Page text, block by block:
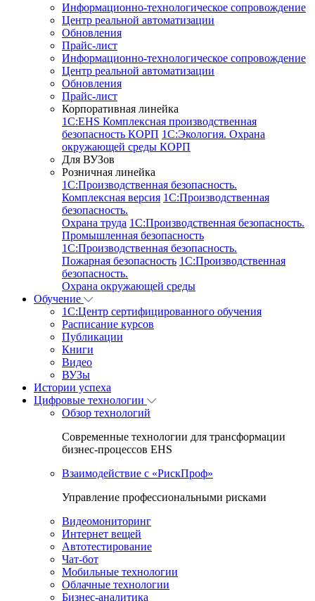
Информационно-технологическое сопровождение
Центр реальной автоматизации
Обновления
Прайс-лист
Информационно-технологическое сопровождение
Центр реальной автоматизации
Обновления
Прайс-лист
Корпоративная линейка
1С:EHS Комплексная производственная
безопасность КОРП 1С:Экология. Охрана
окружающей среды КОРП
Для ВУЗов
Розничная линейка
1C:Производственная безопасность.
Комплексная версия 1C:Производственная
безопасность.
Охрана труда 1C:Производственная безопасность.
Промышленная безопасность
1C:Производственная безопасность.
Пожарная безопасность 1C:Производственная
безопасность.
Охрана окружающей среды
Обучение
1C:Центр сертифицированного обучения
Расписание курсов
Публикации
Книги
Видео
ВУЗы
Истории успеха
Цифровые технологии
Обзор технологий
Современные технологии для трансформации
бизнес-процессов EHS
Взаимодействие с «РискПроф»
Управление профессиональными рисками
Видеомониторинг
Интернет вещей
Автотестирование
Чат-бот
Мобильные технологии
Облачные технологии
Бизнес-аналитика